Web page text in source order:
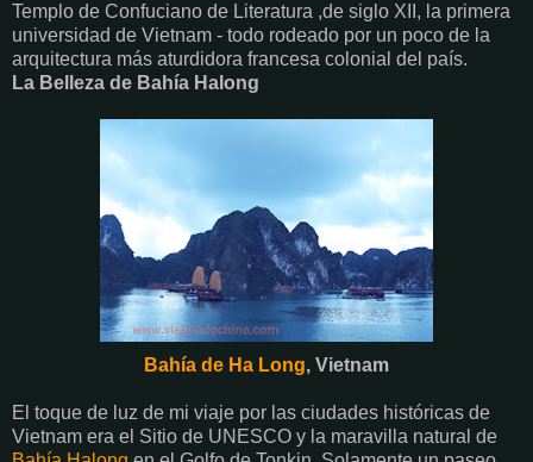
Templo de Confuciano de Literatura ,de siglo XII, la primera
universidad de Vietnam - todo rodeado por un poco de la
arquitectura más aturdidora francesa colonial del país.
La Belleza de Bahía Halong
Bahía de Ha Long, Vietnam
El toque de luz de mi viaje por las ciudades históricas de
Vietnam era el Sitio de UNESCO y la maravilla natural de